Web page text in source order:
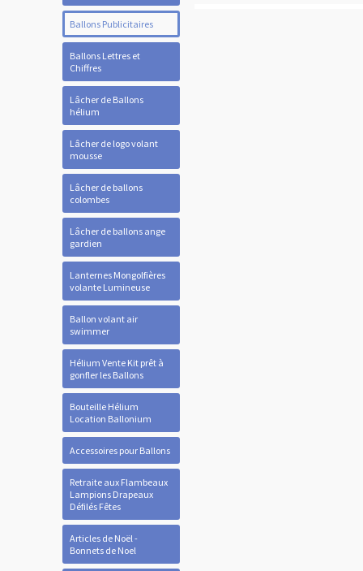
Ballons Publicitaires
Ballons Lettres et
Chiffres
Lâcher de Ballons
hélium
Lâcher de logo volant
mousse
Lâcher de ballons
colombes
Lâcher de ballons ange
gardien
Lanternes Mongolfières
volante Lumineuse
Ballon volant air
swimmer
Hélium Vente Kit prêt à
gonfler les Ballons
Bouteille Hélium
Location Ballonium
Accessoires pour Ballons
Retraite aux Flambeaux
Lampions Drapeaux
Défilés Fêtes
Articles de Noël -
Bonnets de Noel